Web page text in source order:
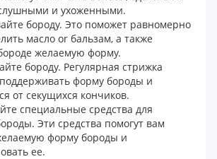
и ухоженными.
бороду. Это поможет равномерно
масло or бальзам, а также
желаемую форму.
бороду. Регулярная стрижка
форму бороды и
от секущихся кончиков.
специальные средства для
Эти средства помогут вам
форму бороды и
ее.